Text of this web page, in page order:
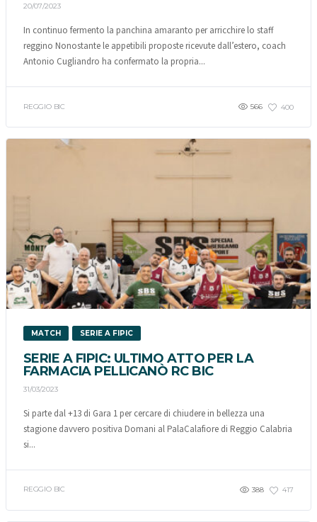
20/07/2023
In continuo fermento la panchina amaranto per arricchire lo staff
reggino Nonostante le appetibili proposte ricevute dall’estero, coach
Antonio Cugliandro ha confermato la propria...
REGGIO BIC 566 400
MATCH SERIE A FIPIC
SERIE A FIPIC: ULTIMO ATTO PER LA
FARMACIA PELLICANÒ RC BIC
31/03/2023
Si parte dal +13 di Gara 1 per cercare di chiudere in bellezza una
stagione davvero positiva Domani al PalaCalafiore di Reggio Calabria
si...
REGGIO BIC 388 417